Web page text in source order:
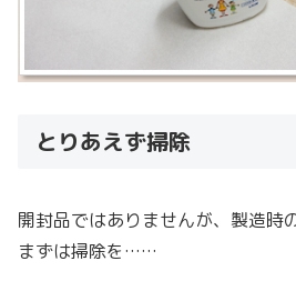
とりあえず掃除
開封品ではありませんが、製造時
まずは掃除を……